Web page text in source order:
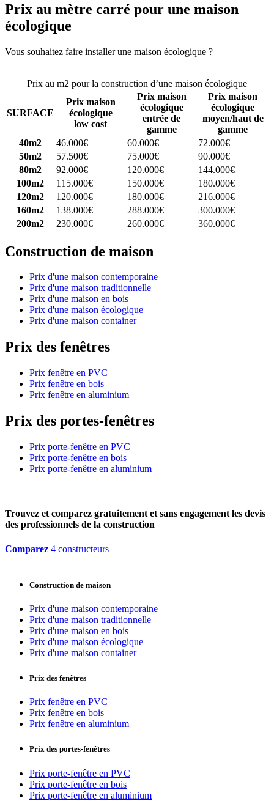
Prix au mètre carré pour une maison
écologique
Vous souhaitez faire installer une maison écologique ?
Prix au m2 pour la construction d’une maison écologique
SURFACE
Prix maison
écologique
low cost
Prix maison
écologique
entrée de
gamme
Prix maison
écologique
moyen/haut de
gamme
40m2
46.000€ 60.000€
72.000€
50m2
57.500€ 75.000€
90.000€
80m2
92.000€ 120.000€
144.000€
100m2
115.000€ 150.000€
180.000€
120m2
120.000€ 180.000€
216.000€
160m2
138.000€ 288.000€
300.000€
200m2
230.000€ 260.000€ 360.000€
Construction de maison
Prix d'une maison contemporaine
Prix d'une maison traditionnelle
Prix d'une maison en bois
Prix d'une maison écologique
Prix d'une maison container
Prix des fenêtres
Prix fenêtre en PVC
Prix fenêtre en bois
Prix fenêtre en aluminium
Prix des portes-fenêtres
Prix porte-fenêtre en PVC
Prix porte-fenêtre en bois
Prix porte-fenêtre en aluminium
Trouvez et comparez gratuitement et sans engagement les devis
des professionnels de la construction
Comparez 4 constructeurs
Construction de maison
Prix d'une maison contemporaine
Prix d'une maison traditionnelle
Prix d'une maison en bois
Prix d'une maison écologique
Prix d'une maison container
Prix des fenêtres
Prix fenêtre en PVC
Prix fenêtre en bois
Prix fenêtre en aluminium
Prix des portes-fenêtres
Prix porte-fenêtre en PVC
Prix porte-fenêtre en bois
Prix porte-fenêtre en aluminium